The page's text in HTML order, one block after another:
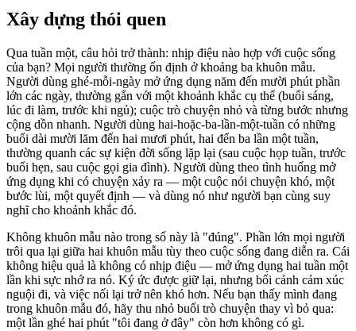
Xây dựng thói quen
Qua tuần một, câu hỏi trở thành: nhịp điệu nào hợp với cuộc sống
của bạn? Mọi người thường ổn định ở khoảng ba khuôn mẫu.
Người dùng ghé-mỗi-ngày mở ứng dụng năm đến mười phút phần
lớn các ngày, thường gắn với một khoảnh khắc cụ thể (buổi sáng,
lúc đi làm, trước khi ngủ); cuộc trò chuyện nhỏ và từng bước nhưng
cộng dồn nhanh. Người dùng hai-hoặc-ba-lần-một-tuần có những
buổi dài mười lăm đến hai mươi phút, hai đến ba lần một tuần,
thường quanh các sự kiện đời sống lặp lại (sau cuộc họp tuần, trước
buổi hẹn, sau cuộc gọi gia đình). Người dùng theo tình huống mở
ứng dụng khi có chuyện xảy ra — một cuộc nói chuyện khó, một
bước lùi, một quyết định — và dùng nó như người bạn cùng suy
nghĩ cho khoảnh khắc đó.
Không khuôn mẫu nào trong số này là "đúng". Phần lớn mọi người
trôi qua lại giữa hai khuôn mẫu tùy theo cuộc sống đang diễn ra. Cái
không hiệu quả là không có nhịp điệu — mở ứng dụng hai tuần một
lần khi sực nhớ ra nó. Ký ức được giữ lại, nhưng bối cảnh cảm xúc
nguội đi, và việc nối lại trở nên khó hơn. Nếu bạn thấy mình đang
trong khuôn mẫu đó, hãy thu nhỏ buổi trò chuyện thay vì bỏ qua:
một lần ghé hai phút "tôi đang ở đây" còn hơn không có gì.